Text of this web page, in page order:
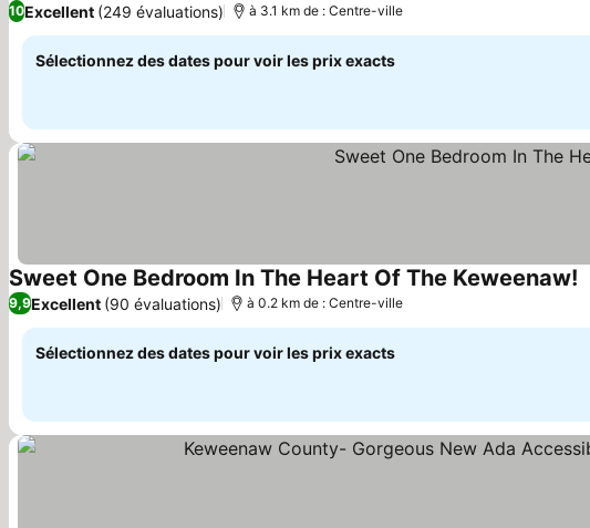
10Excellent (249 évaluations) à 3.1 km de : Centre-ville
Sélectionnez des dates pour voir les prix exacts
Sweet One Bedroom In The Heart Of The Keweenaw!
9,9Excellent (90 évaluations) à 0.2 km de : Centre-ville
Sélectionnez des dates pour voir les prix exacts